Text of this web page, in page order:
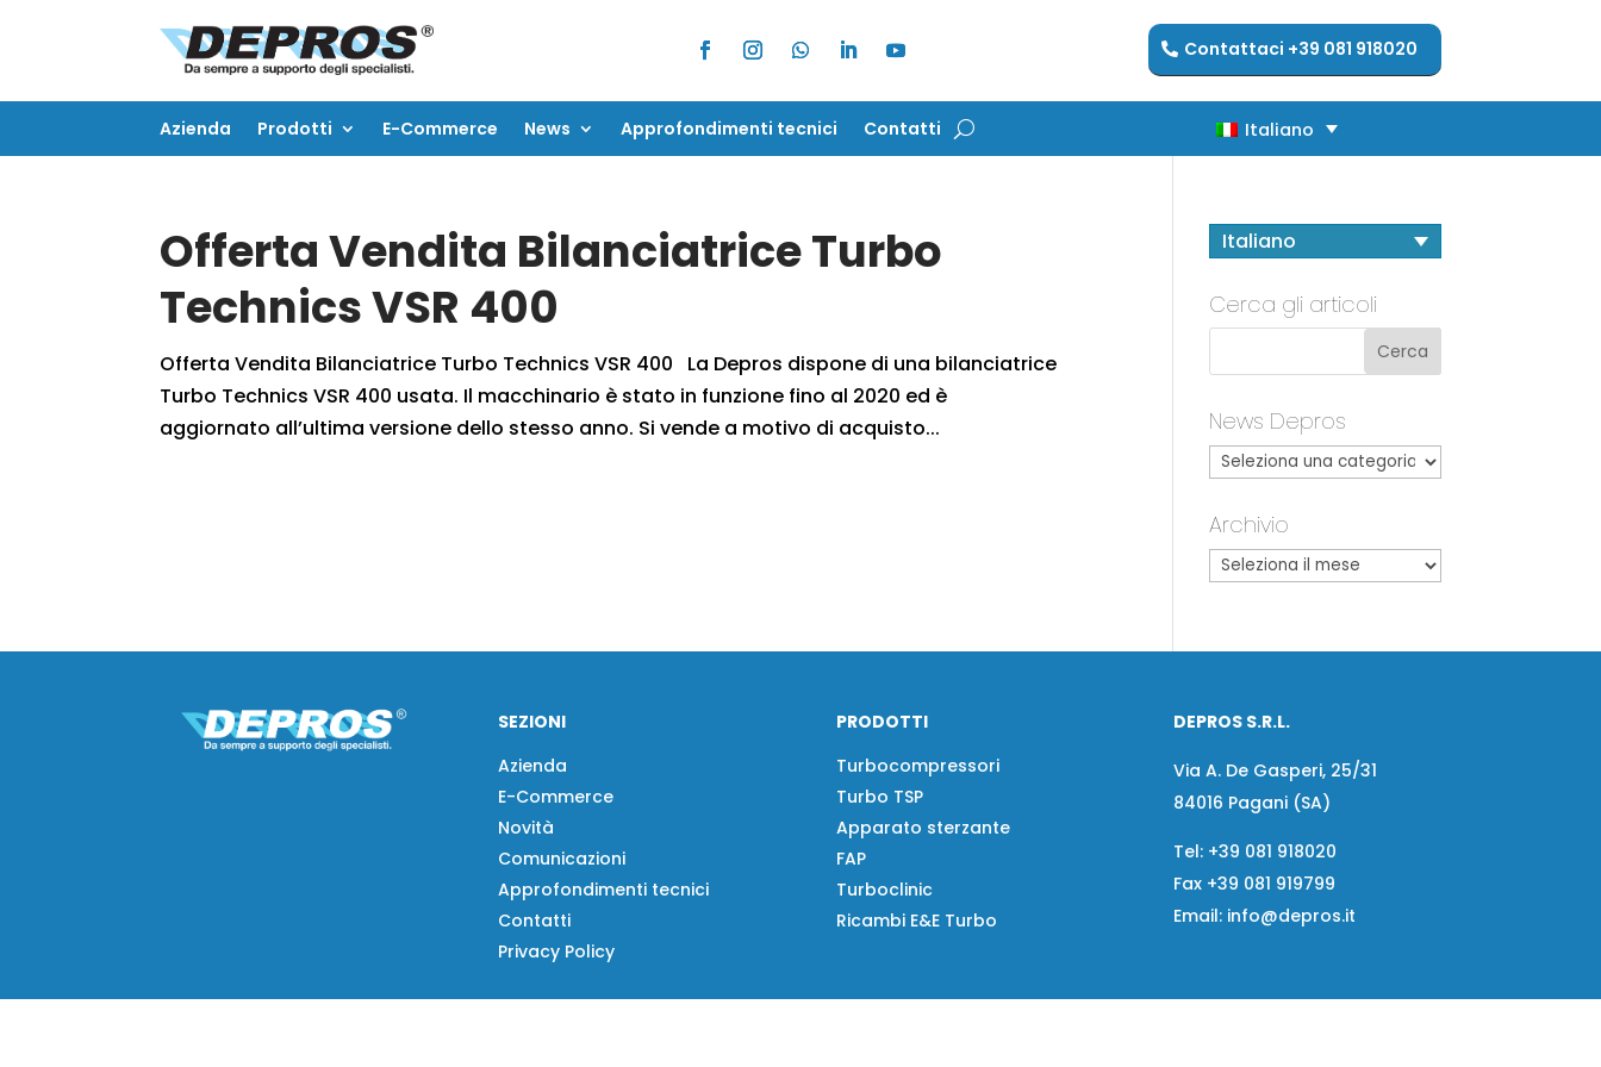
Contattaci +39 081 918020
Azienda Prodotti E-Commerce News Approfondimenti tecnici Contatti Italiano
Azienda Prodotti E-Commerce News Approfondimenti tecnici Contatti Italiano
Offerta Vendita Bilanciatrice Turbo
Technics VSR 400
Offerta Vendita Bilanciatrice Turbo Technics VSR 400 La Depros dispone di una bilanciatrice
Turbo Technics VSR 400 usata. Il macchinario è stato in funzione fino al 2020 ed è
aggiornato all’ultima versione dello stesso anno. Si vende a motivo di acquisto...
Italiano
Cerca gli articoli
News Depros
Archivio
SEZIONI
Azienda
E-Commerce
Novità
Comunicazioni
Approfondimenti tecnici
Contatti
Privacy Policy
PRODOTTI
Turbocompressori
Turbo TSP
Apparato sterzante
FAP
Turboclinic
Ricambi E&E Turbo
DEPROS S.R.L.
Via A. De Gasperi, 25/31
84016 Pagani (SA)
Tel: +39 081 918020
Fax +39 081 919799
Email: info@depros.it